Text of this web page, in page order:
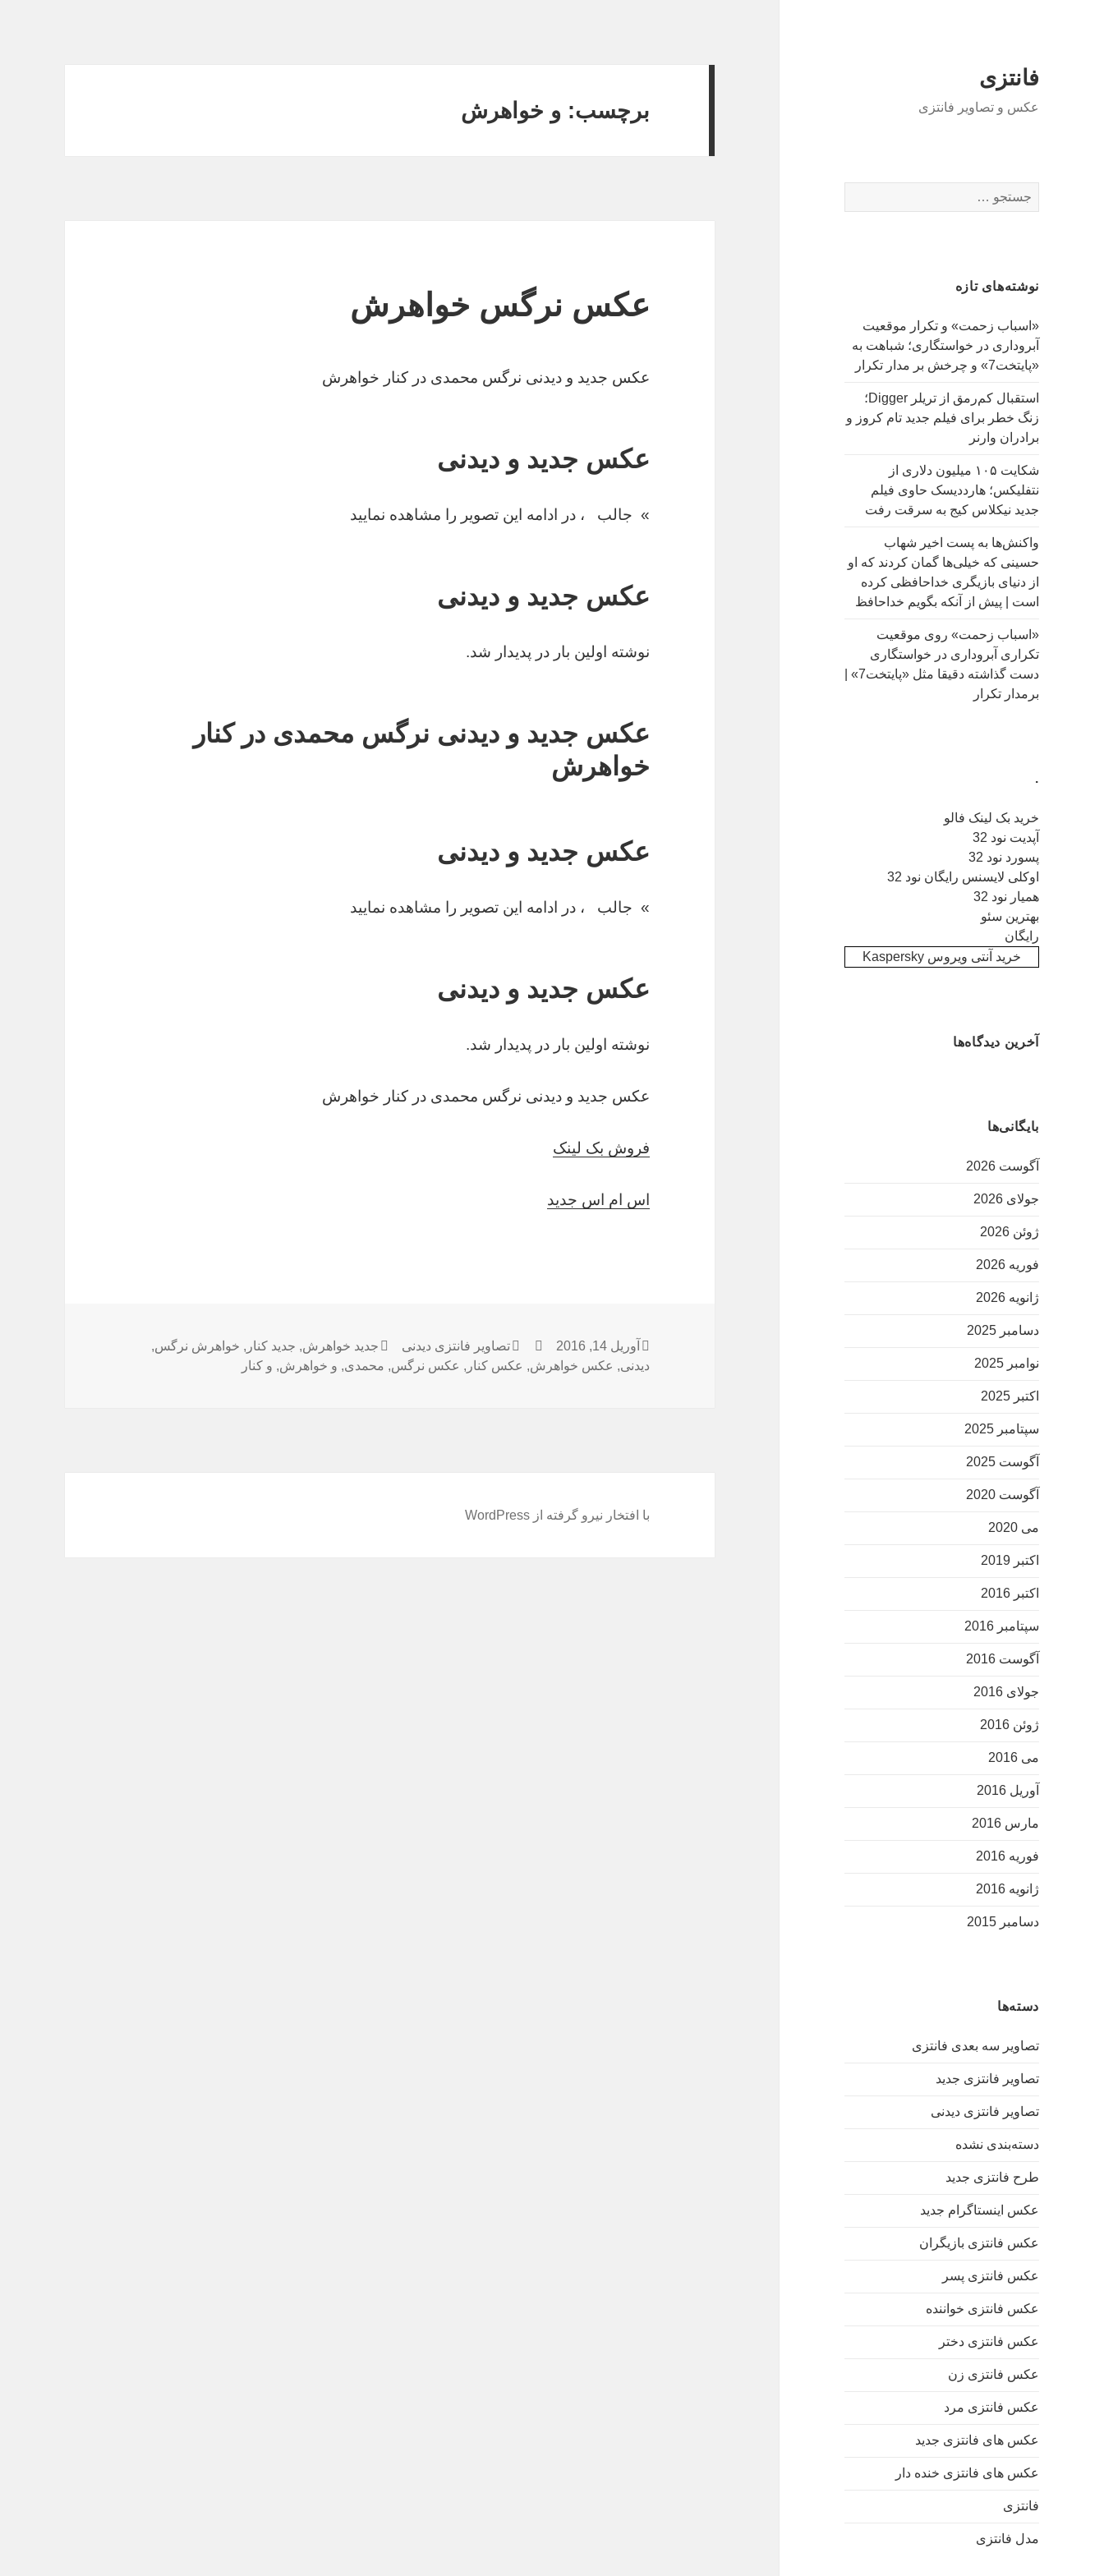
فانتزی
عکس و تصاویر فانتزی
س
ب
ا
ی
:
نوشته‌های تازه
«اسباب زحمت» و تکرار موقعیت
آبروداری در خواستگاری؛ شباهت به
«پایتخت7» و چرخش بر مدار تکرار
استقبال کم‌رمق از تریلر Digger؛
زنگ خطر برای فیلم جدید تام کروز و
برادران وارنر
شکایت ۱۰۵ میلیون دلاری از
نتفلیکس؛ هارددیسک حاوی فیلم
جدید نیکلاس کیج به سرقت رفت
واکنش‌ها به پست اخیر شهاب
حسینی که خیلی‌ها گمان کردند که او
از دنیای بازیگری خداحافظی کرده
است | پیش از آنکه بگویم خداحافظ
«اسباب زحمت» روی موقعیت
تکراری آبروداری در خواستگاری
دست گذاشته دقیقا مثل «پایتخت7» |
برمدار تکرار
.
خرید بک لینک فالو
آپدیت نود 32
پسورد نود 32
اوکلی لایسنس رایگان نود 32
همیار نود 32
بهترین سئو
رایگان
خرید آنتی ویروس Kaspersky
آخرین دیدگاه‌ها
بایگانی‌ها
آگوست 2026
جولای 2026
ژوئن 2026
فوریه 2026
ژانویه 2026
دسامبر 2025
نوامبر 2025
اکتبر 2025
سپتامبر 2025
آگوست 2025
آگوست 2020
می 2020
اکتبر 2019
اکتبر 2016
سپتامبر 2016
آگوست 2016
جولای 2016
ژوئن 2016
می 2016
آوریل 2016
مارس 2016
فوریه 2016
ژانویه 2016
دسامبر 2015
دسته‌ها
تصاویر سه بعدی فانتزی
تصاویر فانتزی جدید
تصاویر فانتزی دیدنی
دسته‌بندی نشده
طرح فانتزی جدید
عکس اینستاگرام جدید
عکس فانتزی بازیگران
عکس فانتزی پسر
عکس فانتزی خواننده
عکس فانتزی دختر
عکس فانتزی زن
عکس فانتزی مرد
عکس های فانتزی جدید
عکس های فانتزی خنده دار
فانتزی
مدل فانتزی
برچسب: و خواهرش
عکس نرگس خواهرش
عکس جدید و دیدنی نرگس محمدی در کنار خواهرش
عکس جدید و دیدنی
» جالب ، در ادامه این تصویر را مشاهده نمایید
عکس جدید و دیدنی
نوشته اولین بار در پدیدار شد.
عکس جدید و دیدنی نرگس محمدی در کنار
خواهرش
عکس جدید و دیدنی
» جالب ، در ادامه این تصویر را مشاهده نمایید
عکس جدید و دیدنی
نوشته اولین بار در پدیدار شد.
عکس جدید و دیدنی نرگس محمدی در کنار خواهرش
فروش بک لینک
اس ام اس جدید
ارسال
شده
آوریل 14, 2016 نویسنده
دسته‌ها
تصاویر فانتزی دیدنی برچسب‌ها
جدید خواهرش, جدید کنار , خواهرش نرگس,
دیدنی, عکس خواهرش, عکس کنار , عکس نرگس, محمدی, و خواهرش, و کنار
با افتخار نیرو گرفته از WordPress